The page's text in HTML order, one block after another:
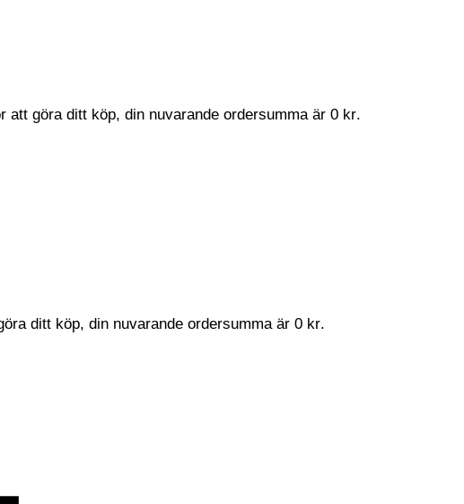
att göra ditt köp, din nuvarande ordersumma är 0 kr.
ditt köp, din nuvarande ordersumma är 0 kr.